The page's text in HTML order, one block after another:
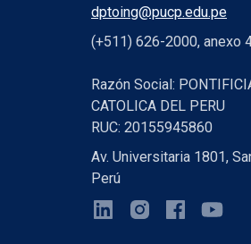
dptoing@pucp.edu.pe
(+511) 626-2000, anexo
Razón Social:
CATOLICA DEL PERU
RUC: 20155945860
Av. Universitaria 1801,
Perú